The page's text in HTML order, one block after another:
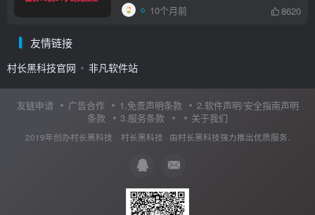
【steamcommunity】等等，网站留痕
软件，搜索留痕
【搜索排名优化协议软
10个月前 8620
友情链接
村长黑科技官网 非凡软件站
友链申请 广告合作 1.免责声明条款
2.软件声明/安全指南声明
条款
3.服务条款 关于我们
2019年创办村长黑科技 · 村长黑科技 · 由村长黑科技强力推出优质服务.